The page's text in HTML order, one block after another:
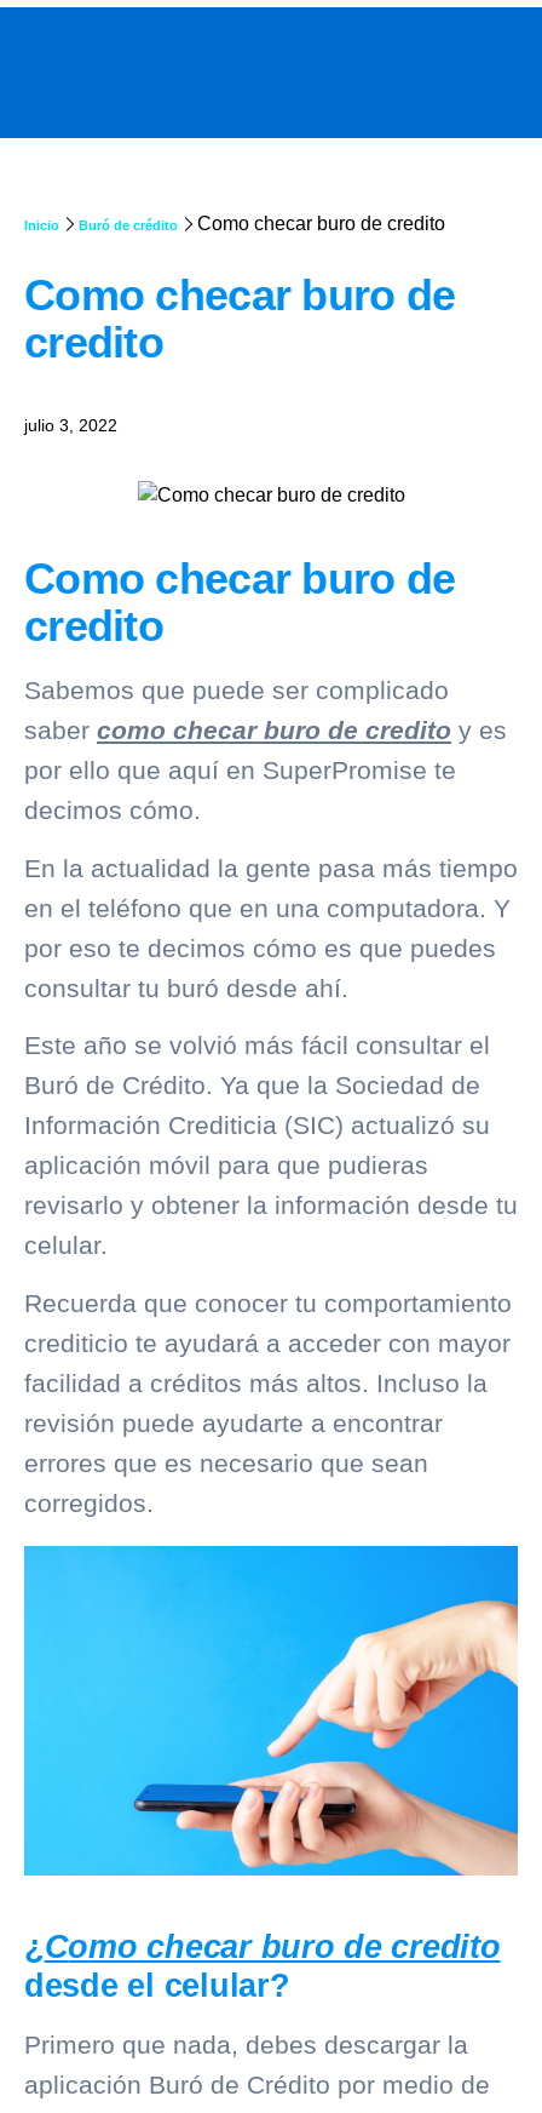
Inicio Buró de crédito Como checar buro de credito
Como checar buro de
credito
julio 3, 2022
Como checar buro de
credito
Sabemos que puede ser complicado
saber como checar buro de credito y es
por ello que aquí en SuperPromise te
decimos cómo.
En la actualidad la gente pasa más tiempo
en el teléfono que en una computadora. Y
por eso te decimos cómo es que puedes
consultar tu buró desde ahí.
Este año se volvió más fácil consultar el
Buró de Crédito. Ya que la Sociedad de
Información Crediticia (SIC) actualizó su
aplicación móvil para que pudieras
revisarlo y obtener la información desde tu
celular.
Recuerda que conocer tu comportamiento
crediticio te ayudará a acceder con mayor
facilidad a créditos más altos. Incluso la
revisión puede ayudarte a encontrar
errores que es necesario que sean
corregidos.
¿Como checar buro de credito
desde el celular?
Primero que nada, debes descargar la
aplicación Buró de Crédito por medio de